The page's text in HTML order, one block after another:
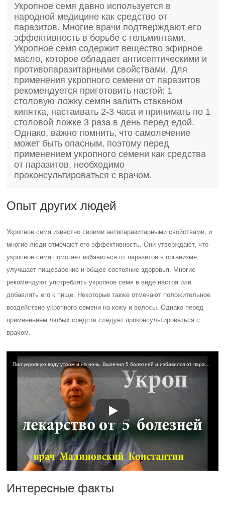
Укропное семя давно используется в
народной медицине как средство от
паразитов. Многие врачи подтверждают его
эффективность в борьбе с гельминтами.
Укропное семя содержит вещество эфирное
масло, которое обладает антисептическими и
противопаразитарными свойствами. Для
применения укропного семени от паразитов
рекомендуется приготовить настой: 1
столовую ложку семян залить стаканом
кипятка, настаивать 2-3 часа и принимать по 1
столовой ложке 3 раза в день перед едой.
Однако, важно помнить, что самолечение
может быть опасным, поэтому перед
применением укропного семени как средства
от паразитов, необходимо
проконсультироваться с врачом.
Опыт других людей
Укропное семя известно своими антипаразитарными свойствами, и
многие люди отмечают его эффективность. Они утверждают, что
укропное семя помогает избавиться от паразитов в организме,
улучшает пищеварение и общее состояние здоровья. Многие
рекомендуют употреблять укропное семя в виде настоя или
добавлять его к пище. Некоторые также отмечают положительное
воздействие укропного семени на кожу и волосы. Однако перед
применением любых средств следует проконсультироваться с
врачом.
Интересные факты